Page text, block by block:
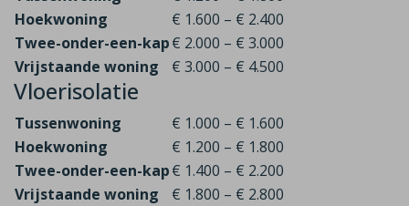
Hoekwoning
€ 1.600 – € 2.400
Twee-onder-een-kap€ 2.000 – € 3.000
Vrijstaande woning
€ 3.000 – € 4.500
Vloerisolatie
Tussenwoning
€ 1.000 – € 1.600
Hoekwoning
€ 1.200 – € 1.800
Twee-onder-een-kap€ 1.400 – € 2.200
Vrijstaande woning
€ 1.800 – € 2.800